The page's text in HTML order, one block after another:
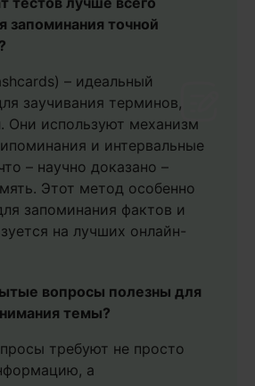
запоминания точной
– идеальный
заучивания терминов,
Они используют механизм
и интервальные
– научно доказано –
Этот метод особенно
запоминания фактов и
на лучших онлайн-
вопросы полезны для
темы?
требуют не просто
а